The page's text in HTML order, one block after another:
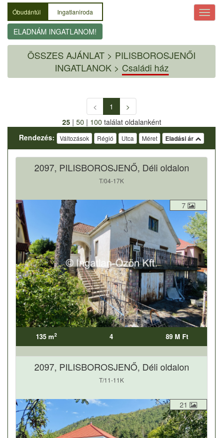
Óbudántúl Ingatlaniroda
ELADNÁM INGATLANOM!
ÖSSZES AJÁNLAT > PILISBOROSJENŐI
INGATLANOK > Családi ház
< 1
>
25| 50 | 100 találat oldalanként
Rendezés:
Változások Régió Utca Méret Eladási ár
2097, PILISBOROSJENŐ, Déli oldalon
T/04-17K
7
135 m2 4 89 M Ft
2097, PILISBOROSJENŐ, Déli oldalon
T/11-11K
21